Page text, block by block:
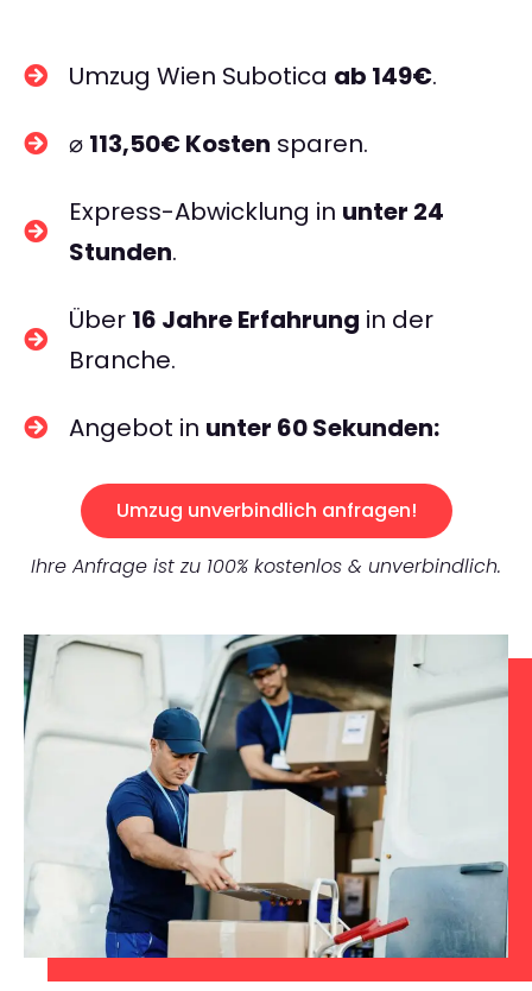
Umzug Wien Subotica ab 149€.
⌀ 113,50€ Kosten sparen.
Express-Abwicklung in unter 24
Stunden.
Über 16 Jahre Erfahrung in der
Branche.
Angebot in unter 60 Sekunden:
Umzug unverbindlich anfragen!
Ihre Anfrage ist zu 100% kostenlos & unverbindlich.